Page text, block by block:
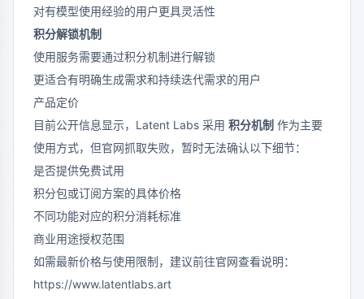
对有模型使用经验的用户更具灵活性
积分解锁机制
使用服务需要通过积分机制进行解锁
更适合有明确生成需求和持续迭代需求的用户
产品定价
目前公开信息显示，Latent Labs 采用 积分机制 作为主要
使用方式，但官网抓取失败，暂时无法确认以下细节：
是否提供免费试用
积分包或订阅方案的具体价格
不同功能对应的积分消耗标准
商业用途授权范围
如需最新价格与使用限制，建议前往官网查看说明：
https://www.latentlabs.art